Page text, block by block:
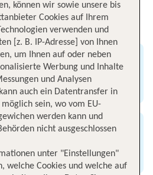
Bangkok
können wir sowie unsere bis
Cookies auf Ihrem
verwenden und
[z. B. IP-Adresse] von Ihnen
um Ihnen auf oder neben
Werbung und Inhalte
und Analysen
auch ein Datentransfer in
sein, wo vom EU-
werden kann und
nicht ausgeschlossen
unter "Einstellungen"
welche Cookies und welche auf